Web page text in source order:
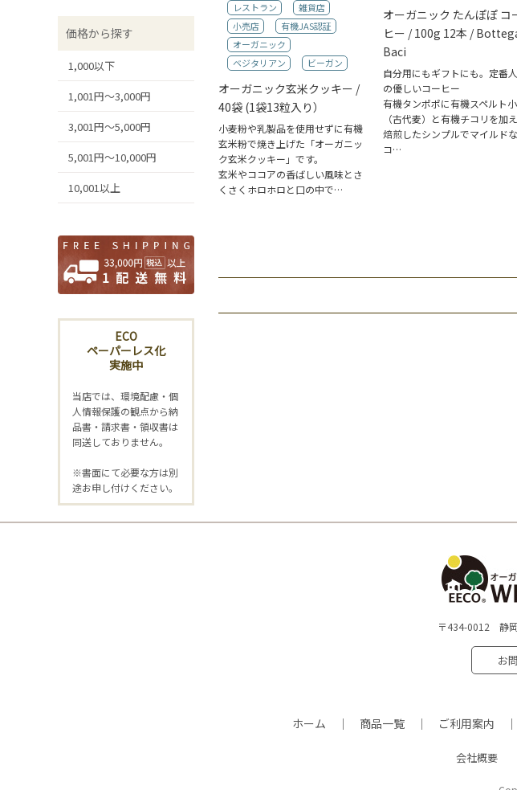
レストラン
雑貨店
小売店
有機JAS認証
オーガニック
ベジタリアン
ビーガン
オーガニック玄米クッキー /
40袋 (1袋13粒入り）
小麦粉や乳製品を使用せずに有機
玄米粉で焼き上げた「オーガニッ
ク玄米クッキー」です。
玄米やココアの香ばしい風味とさ
くさくホロホロと口の中で…
オーガニック たんぽぽ コ
ヒー / 100g 12本 /
Baci
自分用にもギフトにも。定番
の優しいコーヒー
有機タンポポに有機スペルト
（古代麦）と有機チコリを加
焙煎したシンプルでマイルドな
コ…
価格から探す
1,000以下
1,001円～3,000円
3,001円～5,000円
5,001円～10,000円
10,001以上
ECO
ペーパーレス化
実施中
当店では、環境配慮・個
人情報保護の観点から納
品書・請求書・領収書は
同送しておりません。
※書面にて必要な方は別
途お申し付けください。
〒434-0012 静
お
ホーム 商品一覧 ご利用案内
会社概要